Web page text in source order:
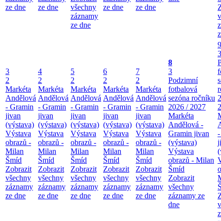
ze dne
ze dne
všechny
záznamy
ze dne
ze dne
ze dne
3
2
Markéta
Andělová
- Gramin
jivan
(výstava)
Výstava
obrazů -
Milan
Šmíd
Zobrazit
všechny
záznamy
ze dne
4
2
Markéta
Andělová
- Gramin
jivan
(výstava)
Výstava
obrazů -
Milan
Šmíd
Zobrazit
všechny
záznamy
ze dne
5
2
Markéta
Andělová
- Gramin
jivan
(výstava)
Výstava
obrazů -
Milan
Šmíd
Zobrazit
všechny
záznamy
ze dne
6
2
Markéta
Andělová
- Gramin
jivan
(výstava)
Výstava
obrazů -
Milan
Šmíd
Zobrazit
všechny
záznamy
ze dne
7
2
Markéta
Andělová
- Gramin
jivan
(výstava)
Výstava
obrazů -
Milan
Šmíd
Zobrazit
všechny
záznamy
ze dne
8
3
Podzimní
fotbalová
sezóna ročníku
2026 / 2027
Markéta
Andělová -
Gramin jivan
(výstava)
Výstava
obrazů - Milan
Šmíd
Zobrazit
všechny
záznamy ze
dne
9
3